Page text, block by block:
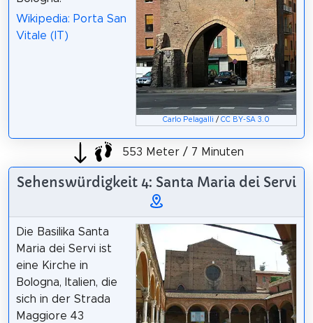
Carlo Pelagalli /CC BY-SA 3.0
Wikipedia: Porta San
Vitale (IT)
553 Meter / 7 Minuten
Sehenswürdigkeit 4: Santa Maria dei Servi
Die Basilika Santa
Maria dei Servi ist
eine Kirche in
Bologna, Italien, die
sich in der Strada
Maggiore 43